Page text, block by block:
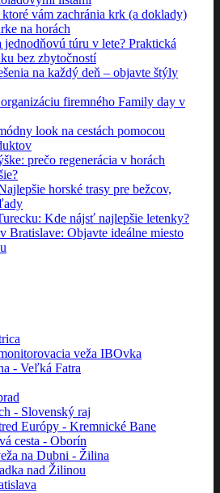
vám zachránia krk (a doklady)
na horách
túru v lete? Praktická
bez zbytočností
na každý deň – objavte štýly
firemného Family day v
look na cestách pomocou
prečo regenerácia v horách
horské trasy pre bežcov,
Kde nájsť najlepšie letenky?
Bratislave: Objavte ideálne miesto
veža IBOvka
- Veľká Fatra
- Slovenský raj
Európy - Kremnické Bane
cesta - Oborín
na Dubni - Žilina
nad Žilinou